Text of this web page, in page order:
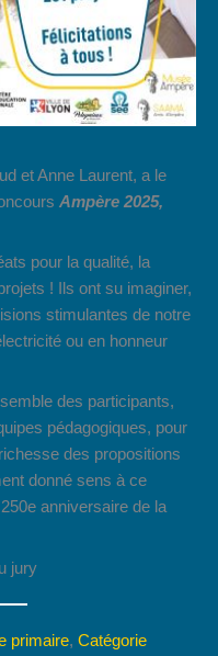
et Anne Laurent, a le
Ampère 2025,
pour la qualité, la
! Ils ont su imaginer,
stimulantes de notre
ou en honneur
des participants,
pédagogiques, pour
des propositions
donné sens à ce
anniversaire de la
jury
primaire, Catégorie